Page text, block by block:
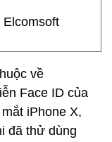
về
Face ID của
iPhone X,
đã thử dùng